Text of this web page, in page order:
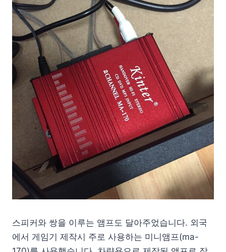
스피커와 쌍을 이루는 앰프도 달아주었습니다. 외국
에서 게임기 제작시 주로 사용하는 미니앰프(ma-